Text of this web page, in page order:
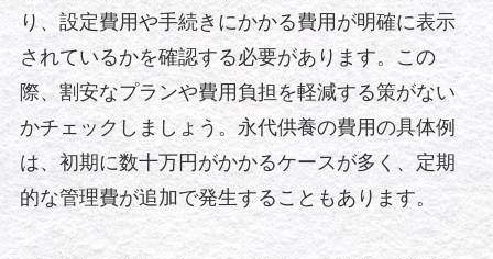
り、設定費用や手続きにかかる費用が明確に表示
されているかを確認する必要があります。この
際、割安なプランや費用負担を軽減する策がない
かチェックしましょう。永代供養の費用の具体例
は、初期に数十万円がかかるケースが多く、定期
的な管理費が追加で発生することもあります。